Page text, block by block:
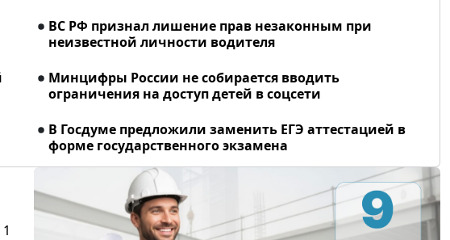
ВС РФ признал лишение прав незаконным при
неизвестной личности водителя
Минцифры России не собирается вводить
ограничения на доступ детей в соцсети
В Госдуме предложили заменить ЕГЭ аттестацией в
форме государственного экзамена